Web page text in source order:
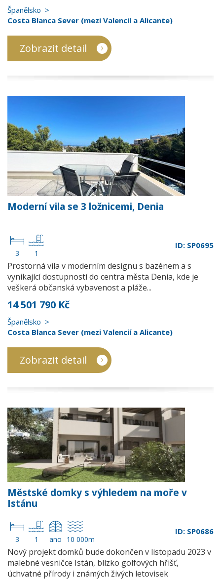
Španělsko
Costa Blanca Sever (mezi Valencií a Alicante)
Zobrazit detail
Moderní vila se 3 ložnicemi, Denia
3 1
ID: SP0695
Prostorná vila v moderním designu s bazénem a s
vynikající dostupností do centra města Denia, kde je
veškerá občanská vybavenost a pláže...
14 501 790 Kč
Španělsko
Costa Blanca Sever (mezi Valencií a Alicante)
Zobrazit detail
Městské domky s výhledem na moře v
Istánu
3 1 ano 10 000m
ID: SP0686
Nový projekt domků bude dokončen v listopadu 2023 v
malebné vesničce Istán, blízko golfových hřišť,
úchvatné přírody i známých živých letovisek